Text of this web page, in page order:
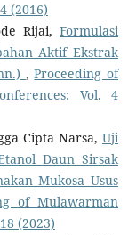
(2016)
Rijai,Formulasi
Aktif Ekstrak
,Proceeding of
Vol. 4
Cipta Narsa,Uji
Daun Sirsak
Mukosa Usus
of Mulawarman
(2023)